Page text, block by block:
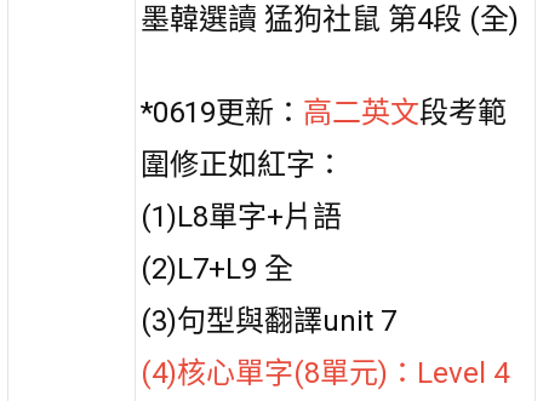
墨韓選讀 猛狗社鼠 第4段 (全)
*0619更新： 高二英文段考範
圍修正如紅字：
(1)L8單字+片語
(2)L7+L9 全
(3)句型與翻譯unit 7
(4)核心單字(8單元)：Level 4